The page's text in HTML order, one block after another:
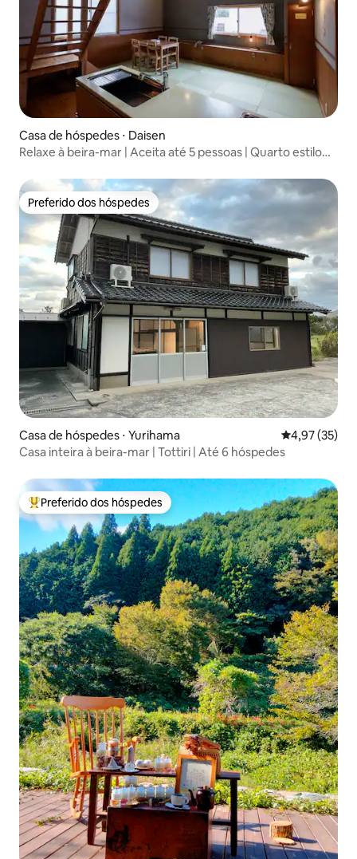
Casa de hóspedes ⋅ Daisen
Relaxe à beira-mar | Aceita até 5 pessoas | Quarto estilo
Preferido dos hóspedes
Preferido dos hóspedes
Casa de hóspedes ⋅ Yurihama 4,97 de uma
4,97 (35)
Casa inteira à beira-mar | Tottiri | Até 6 hóspedes
Entre os melhores preferidos dos hóspedes
Preferido dos hóspedes